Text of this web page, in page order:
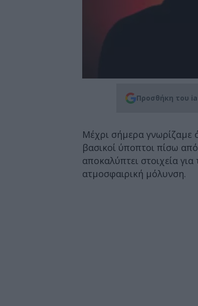
Προσθήκη του
Μέχρι σήμερα γνωρίζαμε
βασικοί ύποπτοι πίσω
αποκαλύπτει στοιχεία
ατμοσφαιρική μόλυνση.